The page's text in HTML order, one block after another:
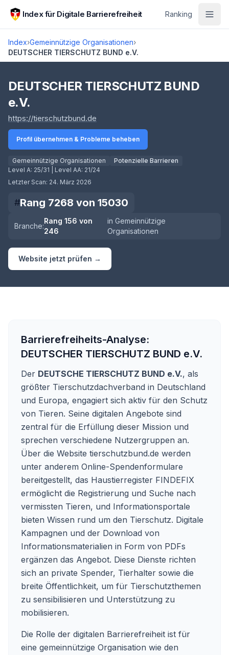
Zum Hauptinhalt springen
Index für Digitale Barrierefreiheit Ranking
Index›Gemeinnützige Organisationen›
DEUTSCHER TIERSCHUTZ BUND e.V.
Score lädt
DEUTSCHER TIERSCHUTZ BUND
e.V.
https://tierschutzbund.de
Profil übernehmen & Probleme beheben
Gemeinnützige Organisationen
Potenzielle Barrieren
Level A: 25/31 | Level AA: 21/24
Letzter Scan: 24. März 2026
#Rang 7268 von 15030
Branche:
Rang 156 von
246
in Gemeinnützige
Organisationen
Website jetzt prüfen →
Barrierefreiheits-Analyse:
DEUTSCHER TIERSCHUTZ BUND e.V.
Der DEUTSCHE TIERSCHUTZ BUND e.V., als
größter Tierschutzdachverband in Deutschland
und Europa, engagiert sich aktiv für den Schutz
von Tieren. Seine digitalen Angebote sind
zentral für die Erfüllung dieser Mission und
sprechen verschiedene Nutzergruppen an.
Über die Website tierschutzbund.de werden
unter anderem Online-Spendenformulare
bereitgestellt, das Haustierregister FINDEFIX
ermöglicht die Registrierung und Suche nach
vermissten Tieren, und Informationsportale
bieten Wissen rund um den Tierschutz. Digitale
Kampagnen und der Download von
Informationsmaterialien in Form von PDFs
ergänzen das Angebot. Diese Dienste richten
sich an private Spender, Tierhalter sowie die
breite Öffentlichkeit, um für Tierschutzthemen
zu sensibilisieren und Unterstützung zu
mobilisieren.
Die Rolle der digitalen Barrierefreiheit ist für
eine gemeinnützige Organisation wie den